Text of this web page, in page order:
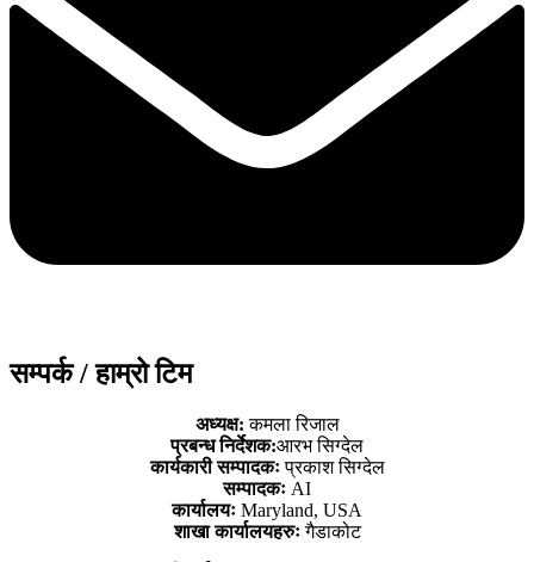
सम्पर्क / हाम्रो टिम
अध्यक्ष:कमला रिजाल
प्रबन्ध निर्देशक:आरभ सिग्देल
कार्यकारी सम्पादकःप्रकाश सिग्देल
सम्पादकः AI
कार्यालयः Maryland, USA
शाखा कार्यालयहरुःगैडाकोट